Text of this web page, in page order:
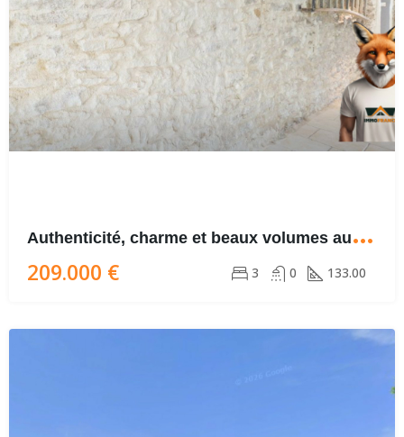
A
uthenticité, charme et beaux volumes au rendez-vous !
209.000 € 3 0 133.00